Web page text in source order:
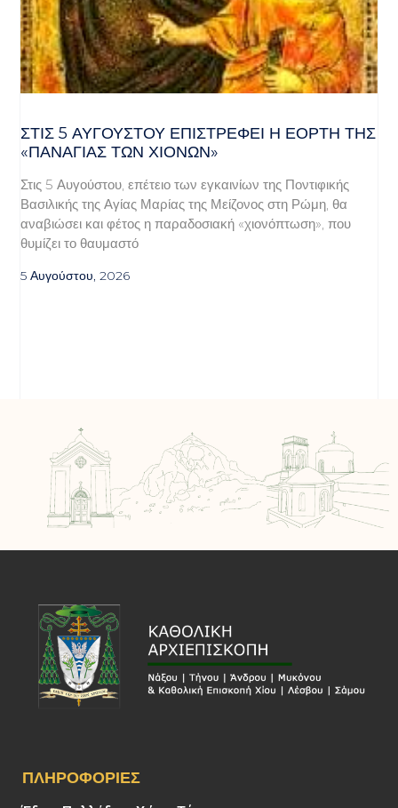
ΣΤΙΣ 5 ΑΥΓΟΎΣΤΟΥ ΕΠΙΣΤΡΈΦΕΙ Η ΕΟΡΤΉ ΤΗΣ
«ΠΑΝΑΓΊΑΣ ΤΩΝ ΧΙΌΝΩΝ»
Στις 5 Αυγούστου, επέτειο των εγκαινίων της Ποντιφικής
Βασιλικής της Αγίας Μαρίας της Μείζονος στη Ρώμη, θα
αναβιώσει και φέτος η παραδοσιακή «χιονόπτωση», που
θυμίζει το θαυμαστό
5 Αυγούστου, 2026
ΠΛΗΡΟΦΟΡΊΕΣ